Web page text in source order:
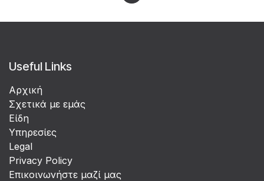
Useful Links
Αρχική
Σχετικά με εμάς
Είδη
Υπηρεσίες
Legal
Privacy Policy
Επικοινωνήστε μαζί μας